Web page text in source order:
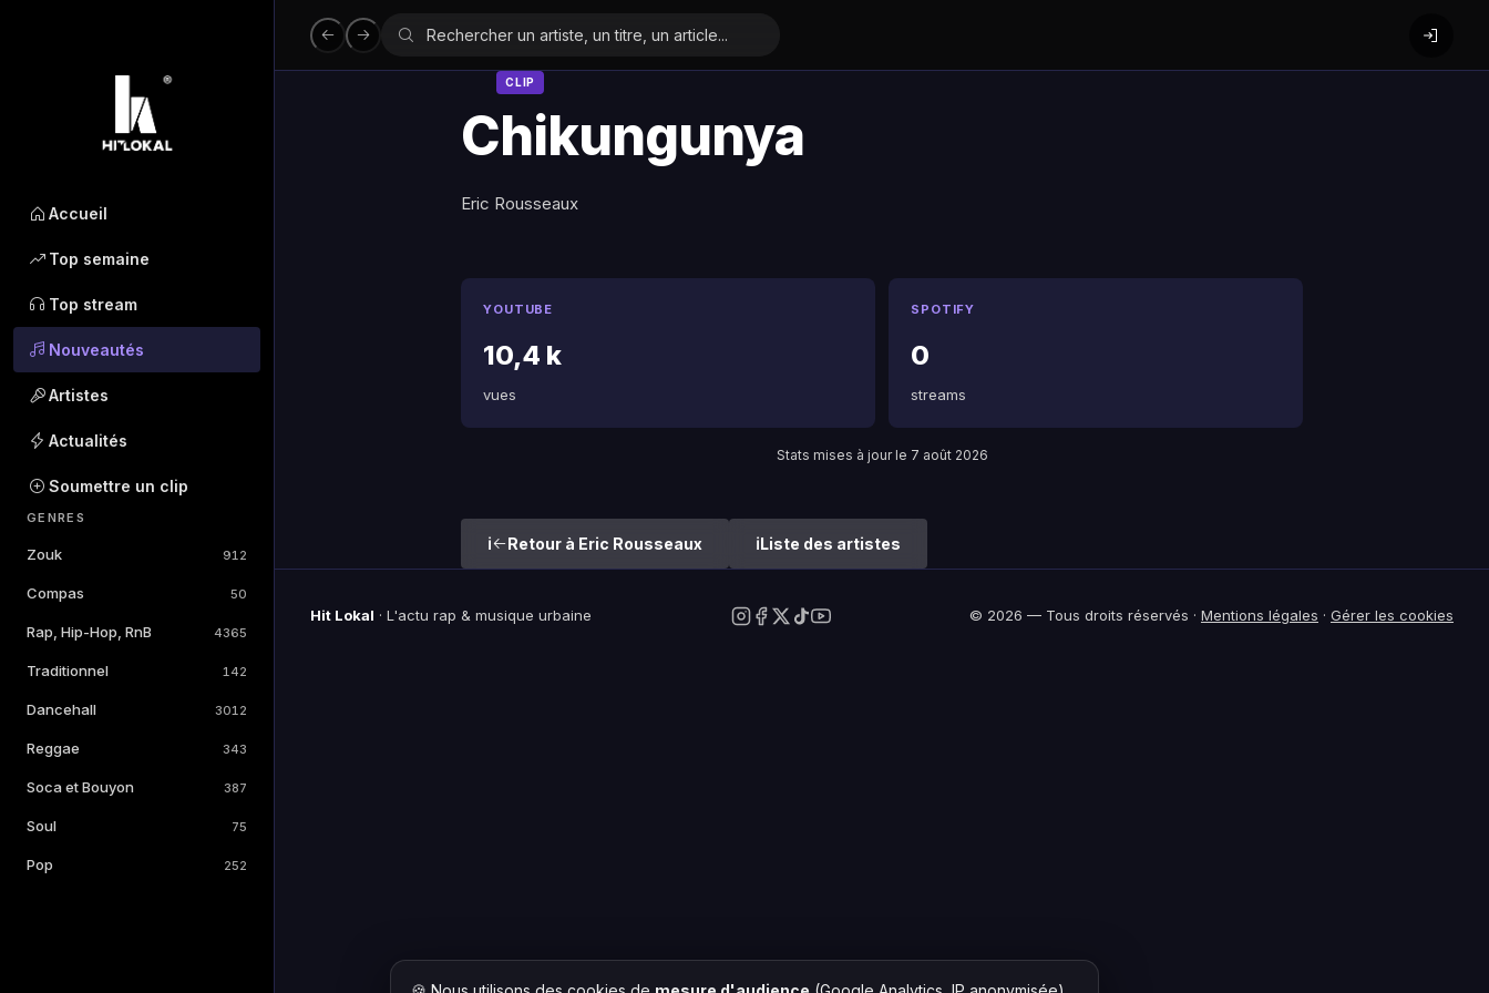
Accueil
Top semaine
Top stream
Nouveautés
Artistes
Actualités
Soumettre un clip
GENRES
Zouk 912
Compas 50
Rap, Hip-Hop, RnB 4365
Traditionnel 142
Dancehall 3012
Reggae 343
Soca et Bouyon 387
Soul 75
Pop 252
CLIP
Chikungunya
Eric Rousseaux
YOUTUBE
10,4 k
vues
SPOTIFY
0
streams
Stats mises à jour le 7 août 2026
Retour à Eric Rousseaux Liste des artistes
Hit Lokal · L'actu rap & musique urbaine © 2026 — Tous droits réservés · Mentions légales · Gérer les cookies